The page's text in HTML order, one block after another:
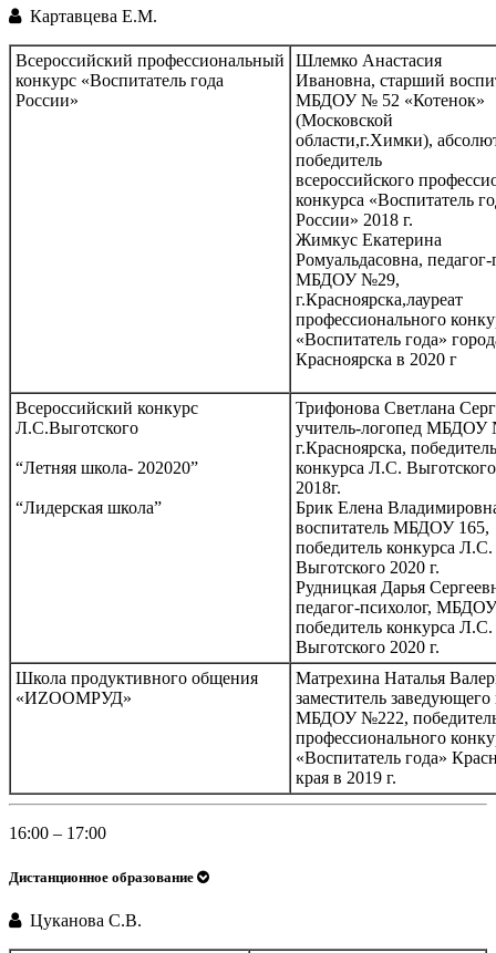
Картавцева Е.М.
Всероссийский профессиональный
конкурс «Воспитатель года
России»
Шлемко Анастасия
Ивановна, старший
МБДОУ № 52 «Котенок»
(Московской
области,г.Химки),
победитель
всероссийского
конкурса «Воспитатель
России» 2018 г.⁠
Жимкус Екатерина
Ромуальдасовна,
МБДОУ №29,
г.Красноярска,лауреат
профессионального
«Воспитатель года»
Красноярска в 2020 г
Всероссийский конкурс
Л.С.Выготского
“Летняя школа- 202020”
“Лидерская школа”
Трифонова Светлана
учитель-логопед МБДОУ
г.Красноярска, победитель
конкурса Л.С.
2018г.
Брик Елена
воспитатель МБДОУ 165,
победитель конкурса Л.С.
Выготского 2020 г.
Рудницкая Дарья
педагог-психолог,
победитель конкурса Л.С.
Выготского 2020 г.
Школа продуктивного общения
«ИZOOMРУД»
Матрехина Наталья
заместитель
МБДОУ №222,
профессионального
«Воспитатель года»
края в 2019 г.
16:00 – 17:00
Дистанционное образование
Цуканова С.В.